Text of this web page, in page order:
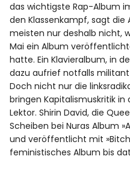
das wichtigste Rap-Album
den Klassenkampf, sagt die
meisten nur deshalb nicht,
Mai ein Album
hatte. Ein Klavieralbum, in
dazu aufrief notfalls
Doch nicht nur die
bringen Kapitalismuskritik
Lektor. Shirin David, die
Scheiben bei Nuras Album
und veröffentlicht mit
feministisches Album bis